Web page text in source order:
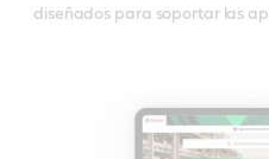
diseñados para soportar las